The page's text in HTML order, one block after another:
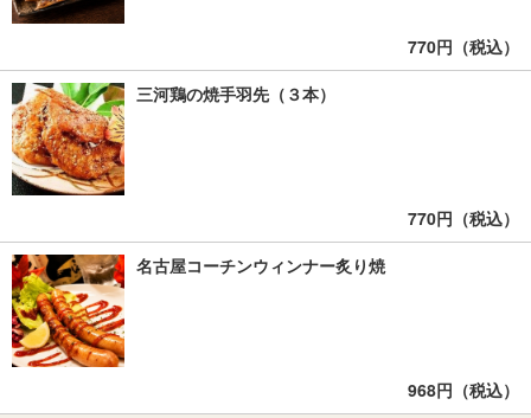
770円（税込）
三河鶏の焼手羽先（３本）
770円（税込）
名古屋コーチンウィンナー炙り焼
968円（税込）